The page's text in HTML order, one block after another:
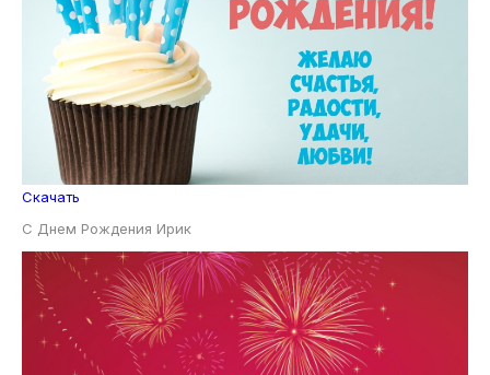
Скачать
С Днем Рождения Ирик